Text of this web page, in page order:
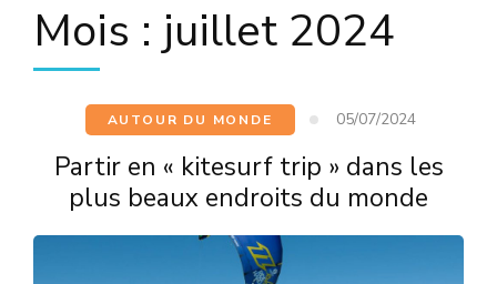
Mois : juillet 2024
AUTOUR DU MONDE 05/07/2024
Partir en « kitesurf trip » dans les
plus beaux endroits du monde